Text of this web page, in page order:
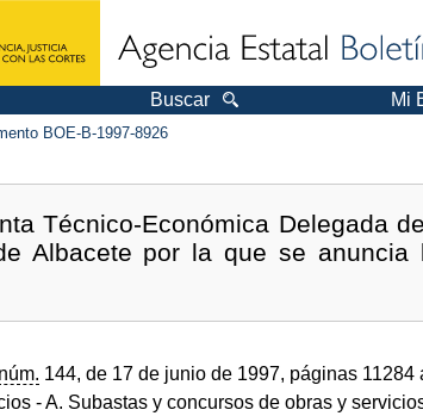
Buscar Mi
BOE-B-1997-8926
Técnico-Económica Delegada
Albacete por la que se
núm. 144, de 17 de junio de 1997, páginas 11284
- A. Subastas y concursos de obras y